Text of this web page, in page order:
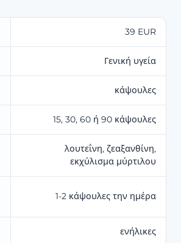
39 EUR
Γενική υγεία
κάψουλες
15, 30, 60 ή 90 κάψουλες
λουτεΐνη, ζεαξανθίνη,
εκχύλισμα μύρτιλου
1-2 κάψουλες την ημέρα
ενήλικες